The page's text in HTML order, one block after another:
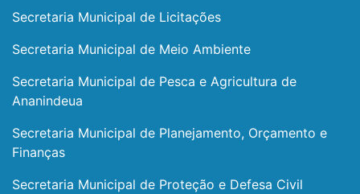
Secretaria Municipal de Licitações
Secretaria Municipal de Meio Ambiente
Secretaria Municipal de Pesca e Agricultura de
Ananindeua
Secretaria Municipal de Planejamento, Orçamento e
Finanças
Secretaria Municipal de Proteção e Defesa Civil